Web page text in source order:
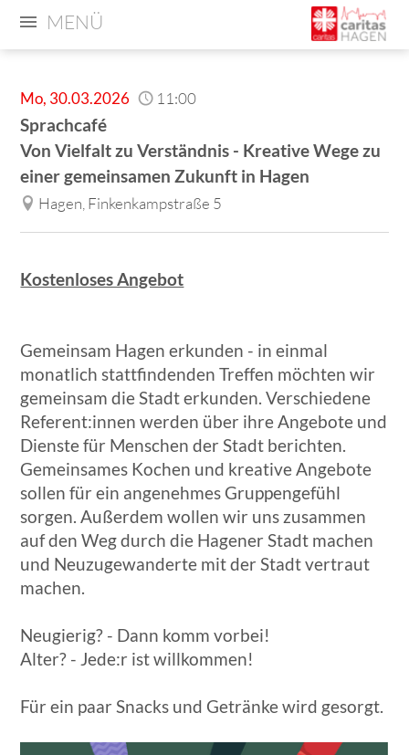
MENÜ
Mo, 30.03.2026 11:00
Sprachcafé
Von Vielfalt zu Verständnis - Kreative Wege zu
einer gemeinsamen Zukunft in Hagen
Hagen, Finkenkampstraße 5
Kostenloses Angebot
Gemeinsam Hagen erkunden - in einmal
monatlich stattfindenden Treffen möchten wir
gemeinsam die Stadt erkunden. Verschiedene
Referent:innen werden über ihre Angebote und
Dienste für Menschen der Stadt berichten.
Gemeinsames Kochen und kreative Angebote
sollen für ein angenehmes Gruppengefühl
sorgen. Außerdem wollen wir uns zusammen
auf den Weg durch die Hagener Stadt machen
und Neuzugewanderte mit der Stadt vertraut
machen.
Neugierig? - Dann komm vorbei!
Alter? - Jede:r ist willkommen!
Für ein paar Snacks und Getränke wird gesorgt.